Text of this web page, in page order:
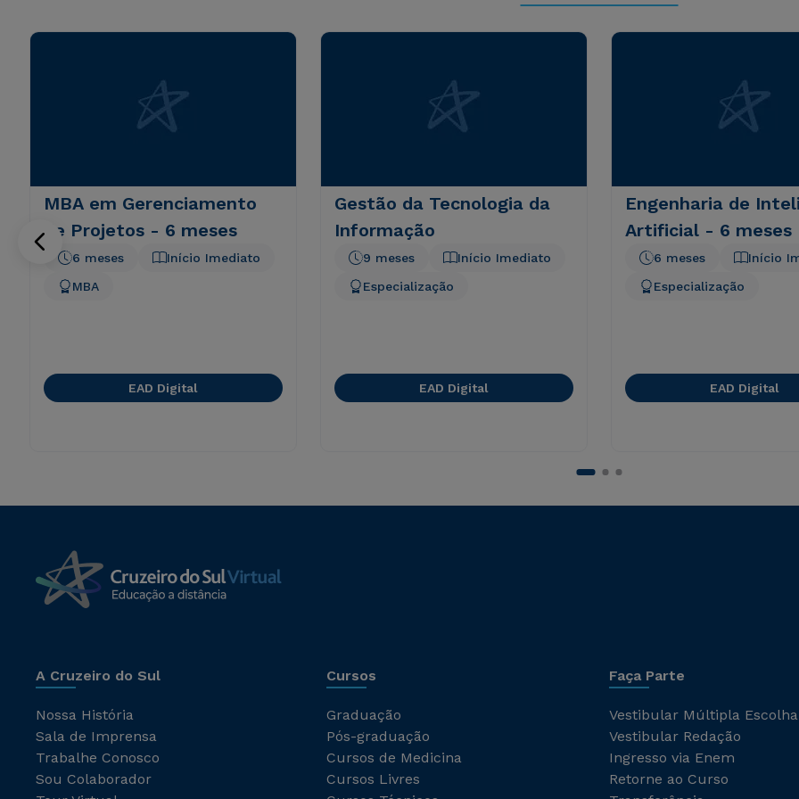
MBA em Gerenciamento
de Projetos - 6 meses
Início Imediato
6 meses
MBA
EAD Digital
Gestão da Tecnologia da
Informação
Início Imediato
9 meses
Especialização
EAD Digital
Engenharia de
Artificial - 6 meses
Início
6 meses
Especialização
EAD Digital
A Cruzeiro do Sul
Nossa História
Sala de Imprensa
Trabalhe Conosco
Sou Colaborador
Cursos
Graduação
Pós-graduação
Cursos de Medicina
Cursos Livres
Faça Parte
Vestibular Múltipla Escolha
Vestibular Redação
Ingresso via Enem
Retorne ao Curso